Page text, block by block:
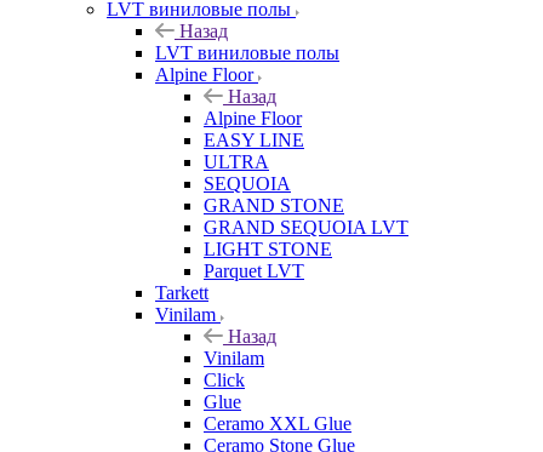
LVT виниловые полы
Назад
LVT виниловые полы
Alpine Floor
Назад
Alpine Floor
EASY LINE
ULTRA
SEQUOIA
GRAND STONE
GRAND SEQUOIA LVT
LIGHT STONE
Parquet LVT
Tarkett
Vinilam
Назад
Vinilam
Click
Glue
Ceramo XXL Glue
Ceramo Stone Glue